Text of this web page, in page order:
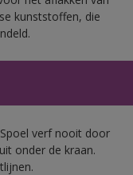
kunststoffen, die
verf nooit door
onder de kraan.